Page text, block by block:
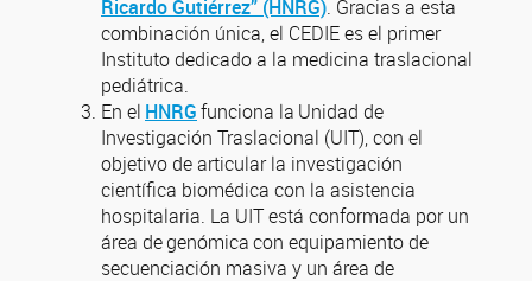
Ricardo Gutiérrez” (HNRG). Gracias a esta
combinación única, el CEDIE es el primer
Instituto dedicado a la medicina traslacional
pediátrica.
En el HNRGfunciona la Unidad de
Investigación Traslacional (UIT), con el
objetivo de articular la investigación
científica biomédica con la asistencia
hospitalaria. La UIT está conformada por un
área de genómica con equipamiento de
secuenciación masiva y un área de